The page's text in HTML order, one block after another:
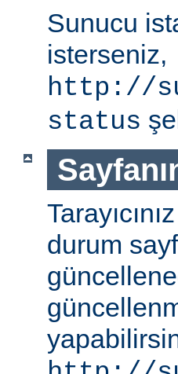
Sunucu
isterseniz,
http://
status
durum